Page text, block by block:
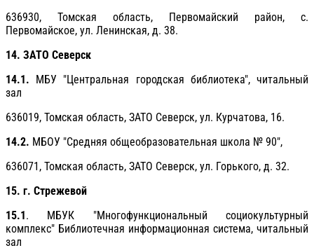
636930, Томская область, Первомайский район, с.
Первомайское, ул. Ленинская, д. 38.
14. ЗАТО Северск
14.1. МБУ "Центральная городская библиотека", читальный
зал
636019, Томская область, ЗАТО Северск, ул. Курчатова, 16.
14.2. МБОУ "Средняя общеобразовательная школа № 90",
636071, Томская область, ЗАТО Северск, ул. Горького, д. 32.
15. г. Стрежевой
15.1. МБУК "Многофункциональный социокультурный
комплекс" Библиотечная информационная система, читальный
зал